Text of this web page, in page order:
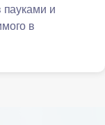
пауками и
в